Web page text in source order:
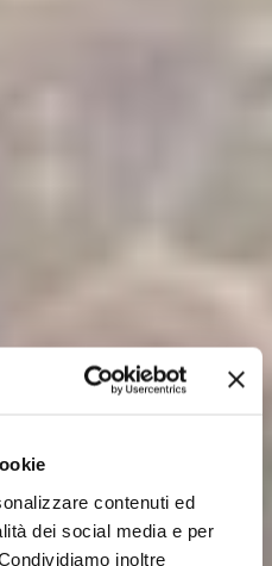
contenuti ed
dei social media e per
inoltre